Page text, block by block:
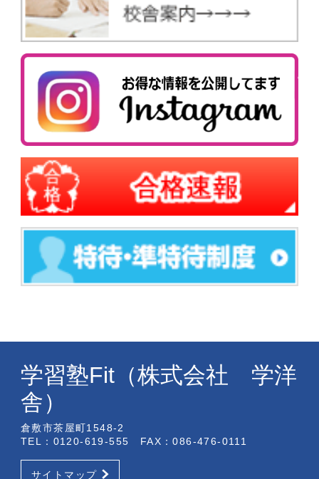
学習塾Fit（株式会社 学洋
舎）
倉敷市茶屋町1548-2
TEL：0120-619-555 FAX：086-476-0111
サイトマップ